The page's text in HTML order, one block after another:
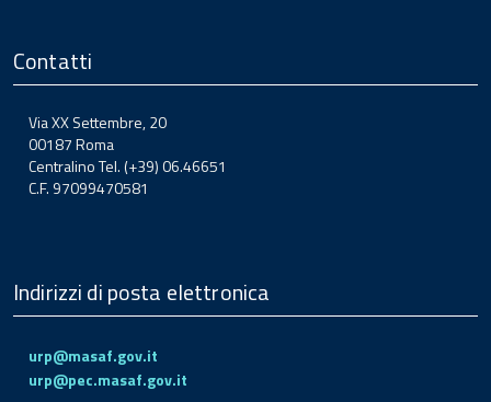
Contatti
Via XX Settembre, 20
00187 Roma
Centralino Tel. (+39) 06.46651
C.F. 97099470581
Indirizzi di posta elettronica
urp@masaf.gov.it
urp@pec.masaf.gov.it